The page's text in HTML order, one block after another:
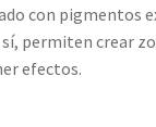
con pigmentos
permiten crear
efectos.